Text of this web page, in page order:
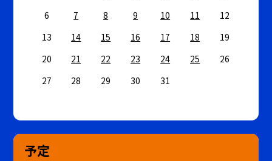
6
7 8 9 10 11
12
13
14 15 16 17 18
19
20
21 22 23 24 25
26
27
28 29 30 31
予定